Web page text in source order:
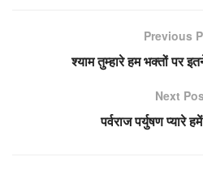
Previous
श्याम तुम्हारे हम भक्तों पर
Next
पर्वराज पर्युषण प्यारे